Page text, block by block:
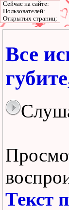
Все
Текст
Сейчас на сайте:
Пользователей:
Открытых страниц: